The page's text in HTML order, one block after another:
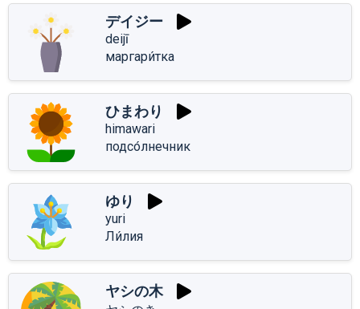
デイジー
deijī
маргари́тка
ひまわり
himawari
подсо́лнечник
ゆり
yuri
Ли́лия
ヤシの木